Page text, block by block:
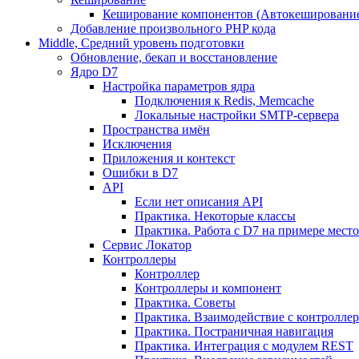
Кеширование компонентов
Добавление произвольного PHP кода
Middle, Средний уровень подготовки
Обновление, бекап и восстановление
Ядро D7
Настройка параметров ядра
Подключения к Redis, Memcache
Локальные настройки SMTP-сервера
Пространства имён
Исключения
Приложения и контекст
Ошибки в D7
API
Если нет описания API
Практика. Некоторые классы
Практика. Работа с D7 на примере
Сервис Локатор
Контроллеры
Контроллер
Контроллеры и компонент
Практика. Советы
Практика. Взаимодействие с
Практика. Постраничная навигация
Практика. Интеграция с модулем REST